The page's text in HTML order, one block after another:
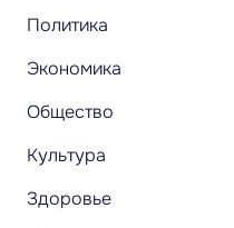
Политика
Экономика
Общество
Культура
Здоровье